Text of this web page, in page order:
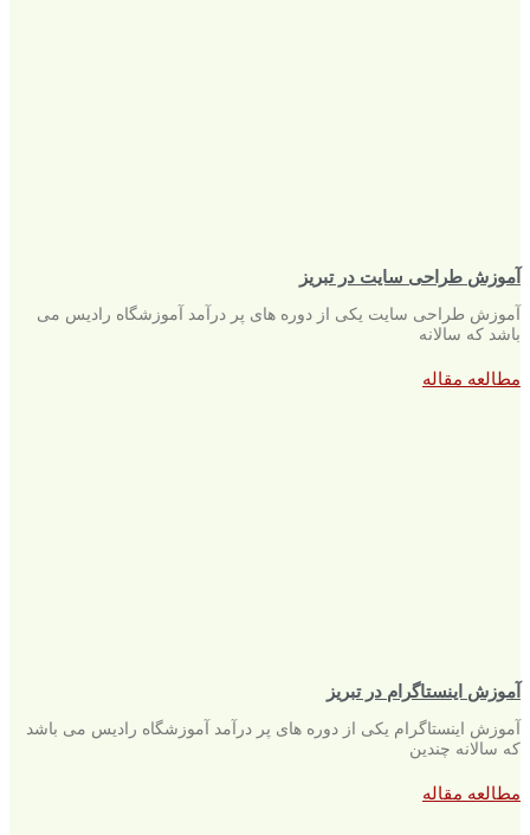
آموزش طراحی سایت در تبریز
آموزش طراحی سایت یکی از دوره های پر درآمد آموزشگاه رادیس می
باشد که سالانه
مطالعه مقاله
آموزش اینستاگرام در تبریز
آموزش اینستاگرام یکی از دوره های پر درآمد آموزشگاه رادیس می باشد
که سالانه چندین
مطالعه مقاله